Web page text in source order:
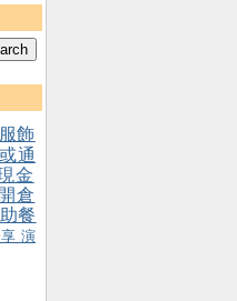
服飾
通
金
開倉
餐
演